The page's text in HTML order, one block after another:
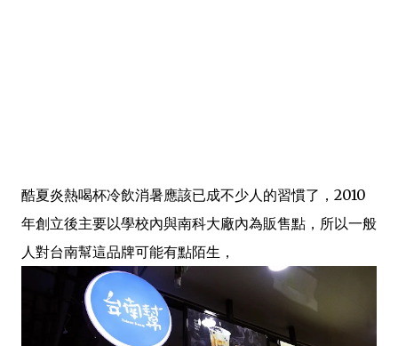
酷夏炎熱喝杯冷飲消暑應該已成不少人的習慣了，2010
年創立後主要以學校內與南科大廠內為販售點，所以一般
人對台南幫這品牌可能有點陌生，